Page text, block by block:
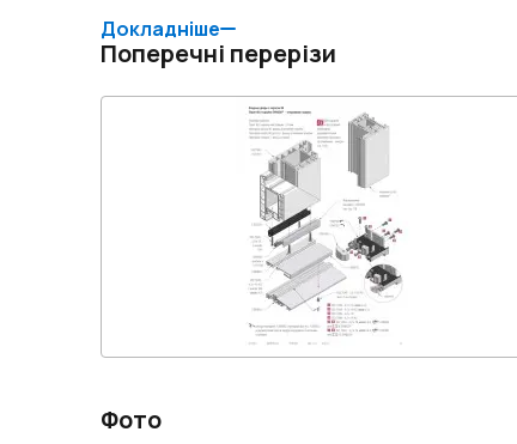
Докладніше
Поперечні перерізи
Фото